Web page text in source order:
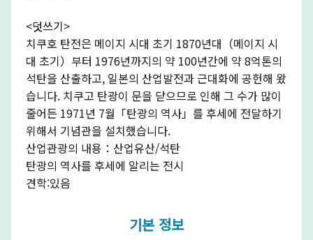
<덧쓰기>
치쿠호 탄전은 메이지 시대 초기 1870년대（메이지 시
대 초기）부터 1976년까지의 약 100년간에 약 8억톤의
석탄을 산출하고, 일본의 산업발전과 근대화에 공헌해 왔
습니다. 치쿠고 탄광이 문을 닫으므로 인해 그 수가 많이
줄어든 1971년 7월「탄광의 역사」를 후세에 전달하기
위해서 기념관을 설치했습니다.
산업관광의 내용：산업유산/석탄
탄광의 역사를 후세에 알리는 전시
견학:있음
기본 정보